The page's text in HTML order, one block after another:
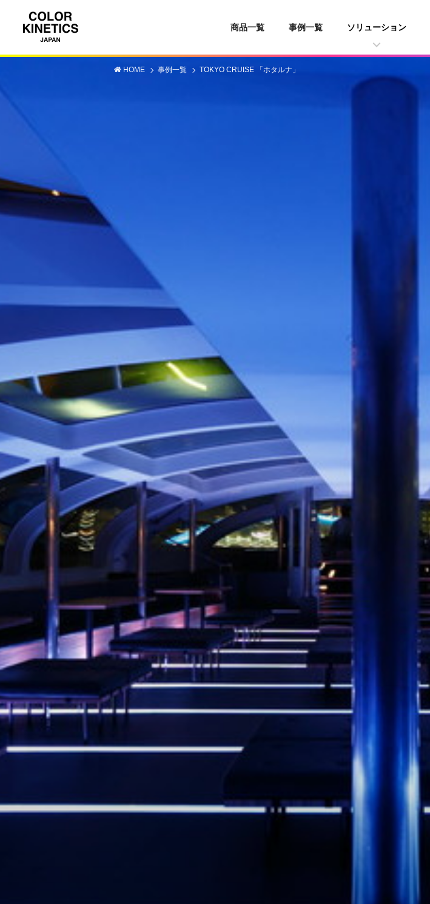
商品一覧 事例一覧 ソリューション
HOME 事例一覧 TOKYO CRUISE 「ホタルナ」